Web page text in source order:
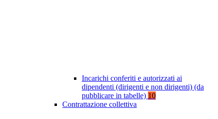
Incarichi conferiti e autorizzati ai
dipendenti (dirigenti e non dirigenti) (da
pubblicare in tabelle) 10
Contrattazione collettiva